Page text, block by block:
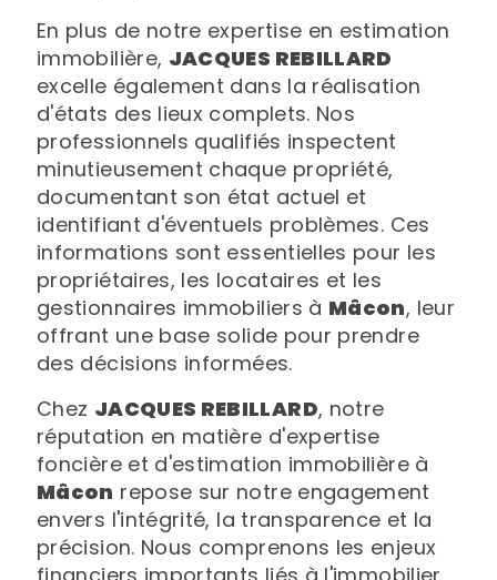
En plus de notre expertise en estimation
immobilière, JACQUES REBILLARD
excelle également dans la réalisation
d'états des lieux complets. Nos
professionnels qualifiés inspectent
minutieusement chaque propriété,
documentant son état actuel et
identifiant d'éventuels problèmes. Ces
informations sont essentielles pour les
propriétaires, les locataires et les
gestionnaires immobiliers à Mâcon, leur
offrant une base solide pour prendre
des décisions informées.
Chez JACQUES REBILLARD, notre
réputation en matière d'expertise
foncière et d'estimation immobilière à
Mâcon repose sur notre engagement
envers l'intégrité, la transparence et la
précision. Nous comprenons les enjeux